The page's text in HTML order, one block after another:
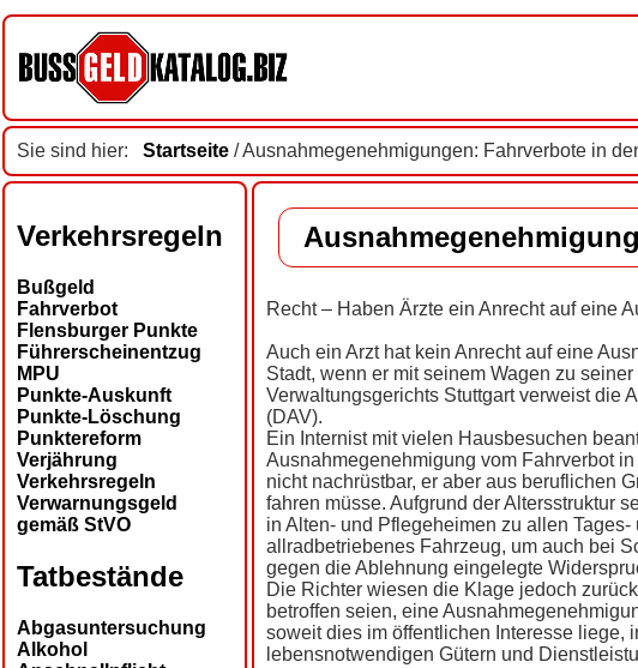
Sie sind hier: Startseite / Ausnahmegenehmigungen: Fahrverbote in
Verkehrsregeln
Bußgeld
Fahrverbot
Flensburger Punkte
Führerscheinentzug
MPU
Punkte-Auskunft
Punkte-Löschung
Punktereform
Verjährung
Verkehrsregeln
Verwarnungsgeld
gemäß StVO
Tatbestände
Abgasuntersuchung
Alkohol
Recht – Haben Ärzte ein Anrecht auf eine
Auch ein Arzt hat kein Anrecht auf eine
Stadt, wenn er mit seinem Wagen zu
Verwaltungsgerichts Stuttgart verweist die
(DAV).
Ein Internist mit vielen Hausbesuchen
Ausnahmegenehmigung vom Fahrverbot
nicht nachrüstbar, er aber aus beruflichen
fahren müsse. Aufgrund der Altersstruktur
in Alten- und Pflegeheimen zu allen
allradbetriebenes Fahrzeug, um auch bei
gegen die Ablehnung eingelegte
Die Richter wiesen die Klage jedoch
betroffen seien, eine
soweit dies im öffentlichen Interesse liege,
lebensnotwendigen Gütern und